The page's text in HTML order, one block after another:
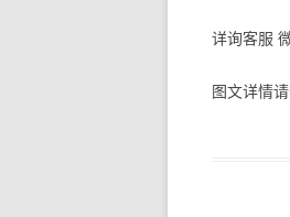
详询客服
图文详情